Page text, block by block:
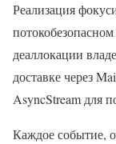
Реализация
деаллокации
доставке через
AsyncStream для
Каждое событие,